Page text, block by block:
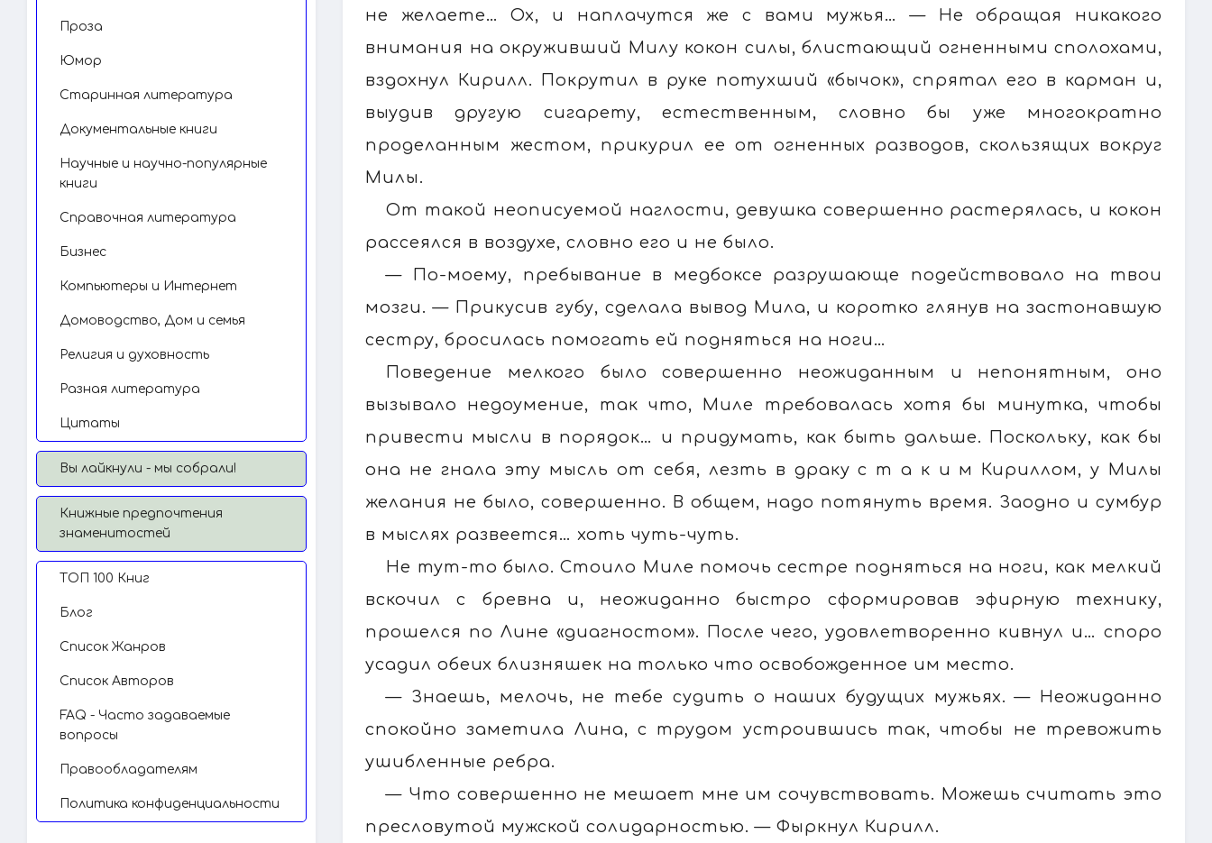
Проза
Юмор
Старинная литература
Документальные книги
Научные и научно-популярные
книги
Справочная литература
Бизнес
Компьютеры и Интернет
Домоводство, Дом и семья
Религия и духовность
Разная литература
Цитаты
Вы лайкнули - мы собрали!
Книжные предпочтения
знаменитостей
TОП 100 Книг
Блог
Список Жанров
Список Авторов
FAQ - Часто задаваемые
вопросы
Правообладателям
Политика конфиденциальности
не желаете… Ох, и наплачутся же с вами мужья… — Не обращая никакого
внимания на окруживший Милу кокон силы, блистающий огненными сполохами,
вздохнул Кирилл. Покрутил в руке потухший «бычок», спрятал его в карман и,
выудив другую сигарету, естественным, словно бы уже многократно
проделанным жестом, прикурил ее от огненных разводов, скользящих вокруг
Милы.
От такой неописуемой наглости, девушка совершенно растерялась, и кокон
рассеялся в воздухе, словно его и не было.
— По-моему, пребывание в медбоксе разрушающе подействовало на твои
мозги. — Прикусив губу, сделала вывод Мила, и коротко глянув на застонавшую
сестру, бросилась помогать ей подняться на ноги…
Поведение мелкого было совершенно неожиданным и непонятным, оно
вызывало недоумение, так что, Миле требовалась хотя бы минутка, чтобы
привести мысли в порядок… и придумать, как быть дальше. Поскольку, как бы
она не гнала эту мысль от себя, лезть в драку с т а к и м Кириллом, у Милы
желания не было, совершенно. В общем, надо потянуть время. Заодно и сумбур
в мыслях развеется… хоть чуть-чуть.
Не тут-то было. Стоило Миле помочь сестре подняться на ноги, как мелкий
вскочил с бревна и, неожиданно быстро сформировав эфирную технику,
прошелся по Лине «диагностом». После чего, удовлетворенно кивнул и… споро
усадил обеих близняшек на только что освобожденное им место.
— Знаешь, мелочь, не тебе судить о наших будущих мужьях. — Неожиданно
спокойно заметила Лина, с трудом устроившись так, чтобы не тревожить
ушибленные ребра.
— Что совершенно не мешает мне им сочувствовать. Можешь считать это
пресловутой мужской солидарностью. — Фыркнул Кирилл.